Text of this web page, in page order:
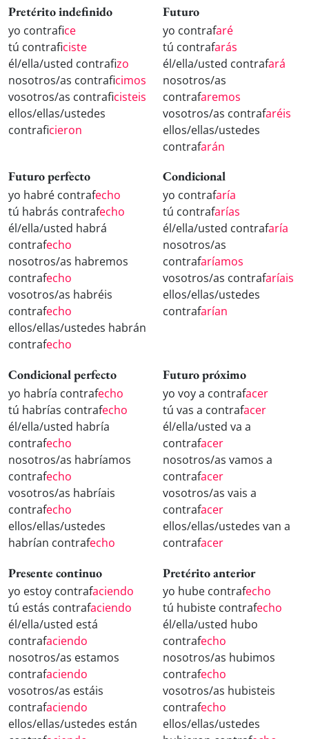
Pretérito indefinido
yo contrafice
tú contraficiste
él/ella/usted contrafizo
nosotros/as contraficimos
vosotros/as contraficisteis
ellos/ellas/ustedes
contraficieron
Futuro
yo contrafaré
tú contrafarás
él/ella/usted contrafará
nosotros/as
contrafaremos
vosotros/as contrafaréis
ellos/ellas/ustedes
contrafarán
Futuro perfecto
yo habré contrafecho
tú habrás contrafecho
él/ella/usted habrá
contrafecho
nosotros/as habremos
contrafecho
vosotros/as habréis
contrafecho
ellos/ellas/ustedes habrán
contrafecho
Condicional
yo contrafaría
tú contrafarías
él/ella/usted contrafaría
nosotros/as
contrafaríamos
vosotros/as contrafaríais
ellos/ellas/ustedes
contrafarían
Condicional perfecto
yo habría contrafecho
tú habrías contrafecho
él/ella/usted habría
contrafecho
nosotros/as habríamos
contrafecho
vosotros/as habríais
contrafecho
ellos/ellas/ustedes
habrían contrafecho
Futuro próximo
yo voy a contrafacer
tú vas a contrafacer
él/ella/usted va a
contrafacer
nosotros/as vamos a
contrafacer
vosotros/as vais a
contrafacer
ellos/ellas/ustedes van a
contrafacer
Presente continuo
yo estoy contrafaciendo
tú estás contrafaciendo
él/ella/usted está
contrafaciendo
nosotros/as estamos
contrafaciendo
vosotros/as estáis
contrafaciendo
ellos/ellas/ustedes están
Pretérito anterior
yo hube contrafecho
tú hubiste contrafecho
él/ella/usted hubo
contrafecho
nosotros/as hubimos
contrafecho
vosotros/as hubisteis
contrafecho
ellos/ellas/ustedes